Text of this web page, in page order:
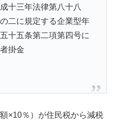
十三年法律第八十八
二に規定する企業型年
十五条第二項第四号に
掛金
×10％）が住民税から減税